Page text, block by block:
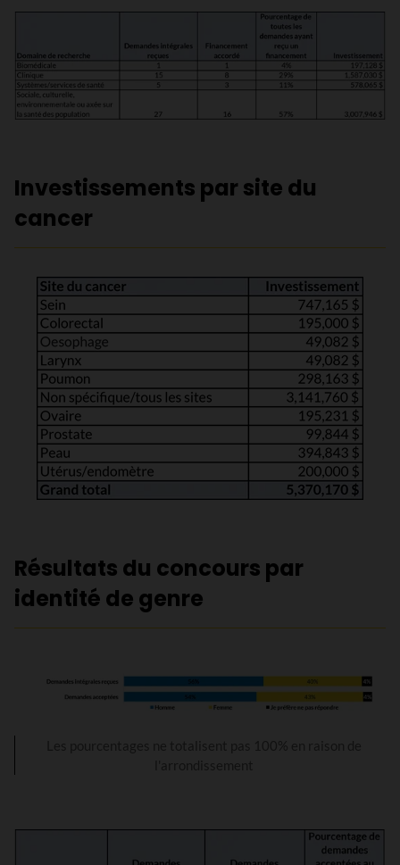
Investissements par site du
cancer
Résultats du concours par
identité de genre